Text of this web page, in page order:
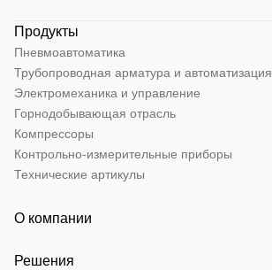
Продукты
Пневмоавтоматика
Трубопроводная арматура и автоматизация
Электромеханика и управление
Горнодобывающая отрасль
Компрессоры
Контрольно-измерительные приборы
Технические артикулы
О компании
Решения